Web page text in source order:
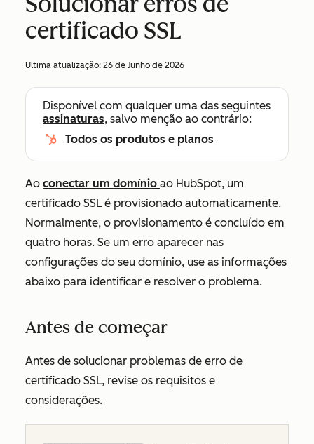
certificado SSL
Ultima atualização: 26 de Junho de 2026
Disponível com qualquer uma das seguintes
assinaturas, salvo menção ao contrário:
Todos os produtos e planos
Ao conectar um domínio ao HubSpot, um
certificado SSL é provisionado automaticamente.
Normalmente, o provisionamento é concluído em
quatro horas. Se um erro aparecer nas
configurações do seu domínio, use as informações
abaixo para identificar e resolver o problema.
Antes de começar
Antes de solucionar problemas de erro de
certificado SSL, revise os requisitos e
considerações.